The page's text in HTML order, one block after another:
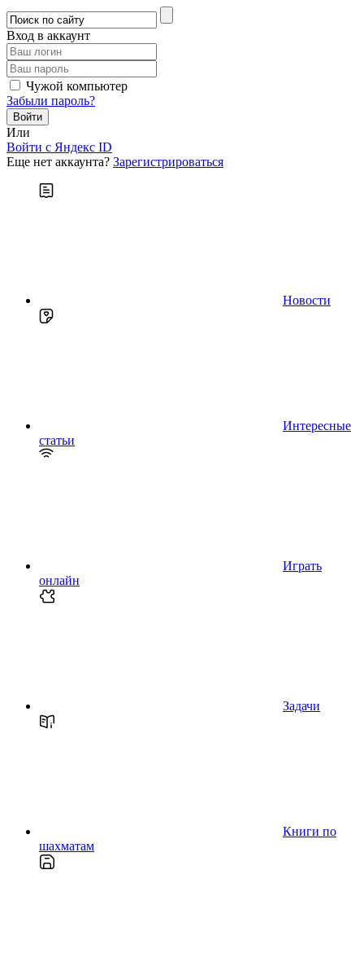
Вход в аккаунт
Чужой компьютер
Забыли пароль?
Или
Войти c Яндекс ID
Еще нет аккаунта? Зарегистрироваться
Новости
Интересные
статьи
Играть
онлайн
Задачи
Книги по
шахматам